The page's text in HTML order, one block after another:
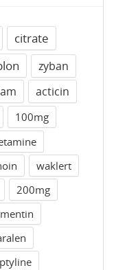
citrate
zyban
acticin
100mg
waklert
200mg